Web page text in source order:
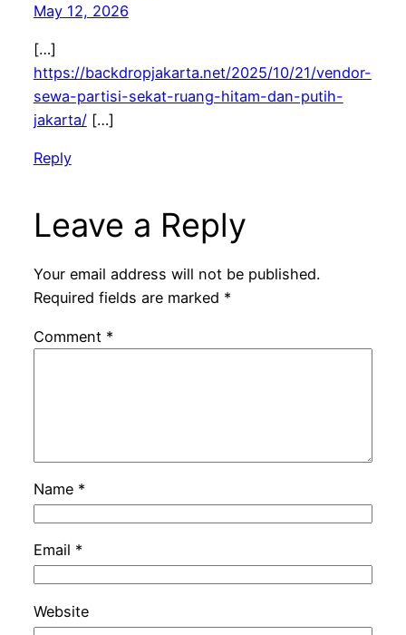
May 12, 2026
[…]
https://backdropjakarta.net/2025/10/21/vendor-
sewa-partisi-sekat-ruang-hitam-dan-putih-
jakarta/[…]
Reply
Leave a Reply
Your email address will not be published.
Required fields are marked *
Comment *
Name *
Email *
Website